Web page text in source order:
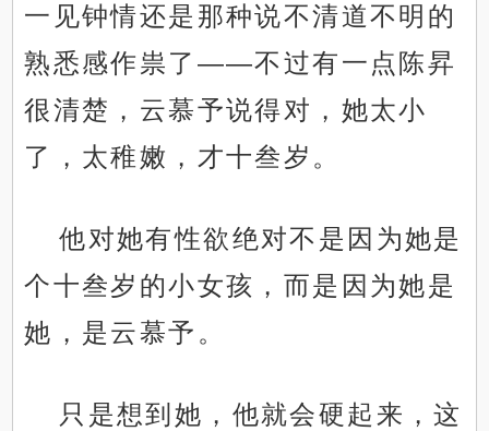
一见钟情还是那种说不清道不明的
熟悉感作祟了——不过有一点陈昇
很清楚，云慕予说得对，她太小
了，太稚嫩，才十叁岁。
他对她有性欲绝对不是因为她是
个十叁岁的小女孩，而是因为她是
她，是云慕予。
只是想到她，他就会硬起来，这